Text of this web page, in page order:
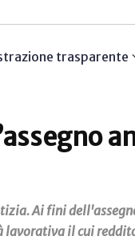
trasparente
Ai fini
lavorativa il cui